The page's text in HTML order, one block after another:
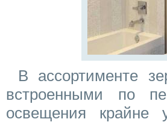
В ассортименте
встроенными по
освещения крайне